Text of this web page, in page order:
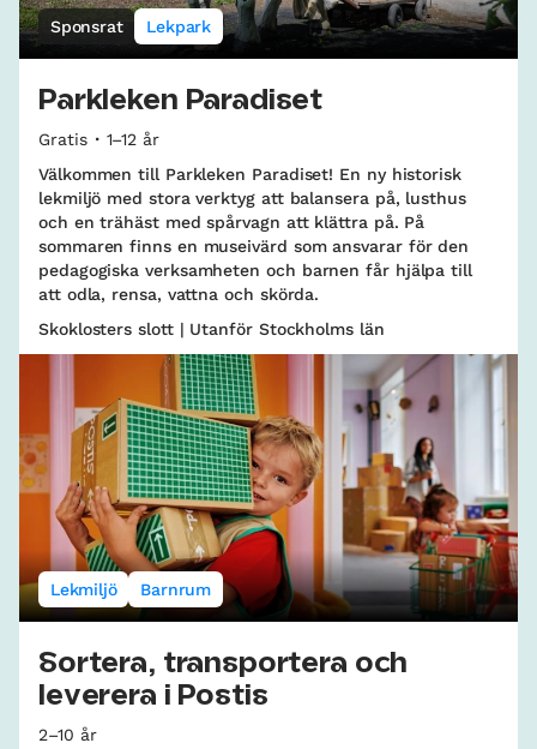
Sponsrat Lekpark
Parkleken Paradiset
Gratis
1–12 år
Välkommen till Parkleken Paradiset! En ny historisk
lekmiljö med stora verktyg att balansera på, lusthus
och en trähäst med spårvagn att klättra på. På
sommaren finns en museivärd som ansvarar för den
pedagogiska verksamheten och barnen får hjälpa till
att odla, rensa, vattna och skörda.
Skoklosters slott | Utanför Stockholms län
Lekmiljö Barnrum
Sortera, transportera och
leverera i Postis
2–10 år